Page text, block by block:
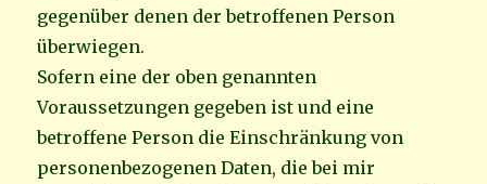
gegenüber denen der betroffenen Person
überwiegen.
Sofern eine der oben genannten
Voraussetzungen gegeben ist und eine
betroffene Person die Einschränkung von
personenbezogenen Daten, die bei mir